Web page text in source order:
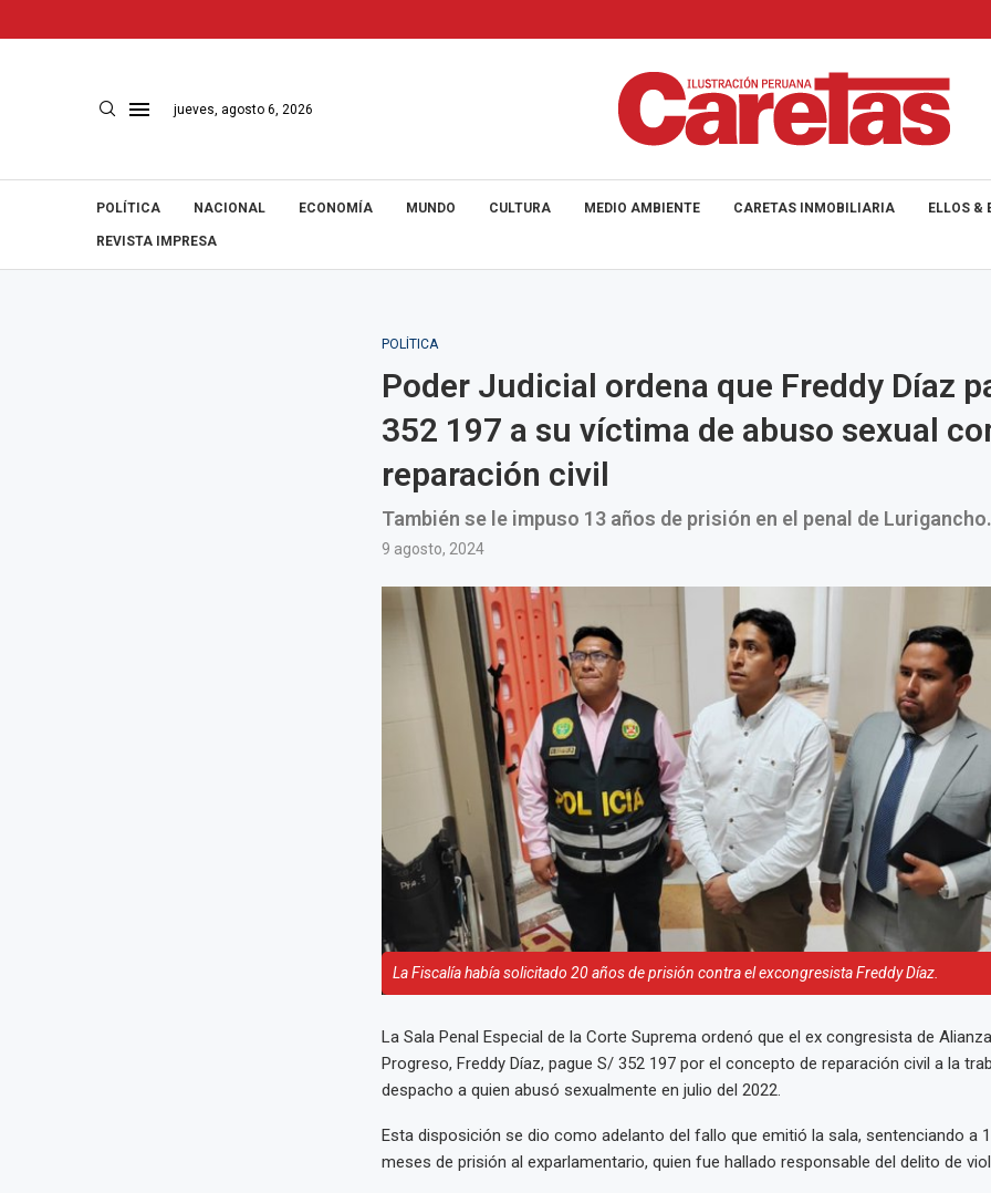
jueves, agosto 6, 2026
POLÍTICA NACIONAL ECONOMÍA MUNDO CULTURA MEDIO AMBIENTE CARETAS INMOBILIARIA ELLOS &
REVISTA IMPRESA
POLÍTICA
Poder Judicial ordena que Freddy Díaz
352 197 a su víctima de abuso sexual
reparación civil
También se le impuso 13 años de prisión en el penal de Lurigancho.
9 agosto, 2024
La Fiscalía había solicitado 20 años de prisión contra el excongresista Freddy Díaz.
La Sala Penal Especial de la Corte Suprema ordenó que el ex congresista de
Progreso, Freddy Díaz, pague S/ 352 197 por el concepto de reparación civil a la
despacho a quien abusó sexualmente en julio del 2022.
Esta disposición se dio como adelanto del fallo que emitió la sala, sentenciando a
meses de prisión al exparlamentario, quien fue hallado responsable del delito de